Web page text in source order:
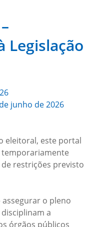
Legislação
junho de 2026
eleitoral, este portal
temporariamente
restrições previsto
o pleno
a
órgãos públicos